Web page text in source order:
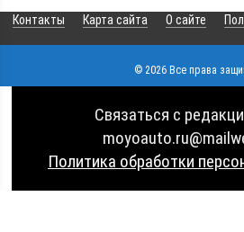
Контакты Карта сайта О сайте
© 2026 Все права
Связаться с
Политика обработки